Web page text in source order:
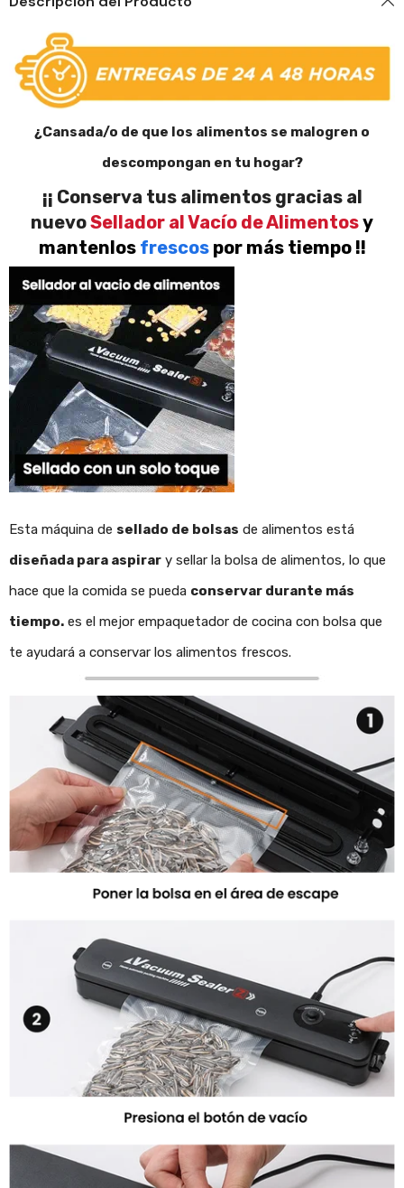
¿Cansada/o de que los alimentos se malogren o
descompongan en tu hogar?
¡¡ Conserva tus alimentos gracias al
nuevoSellador al Vacío de Alimentosy
mantenlos frescos por más tiempo !!
Esta máquina de sellado de bolsas de alimentos está
diseñada para aspirar y sellar la bolsa de alimentos, lo que
hace que la comida se pueda conservar durante más
tiempo. es el mejor empaquetador de cocina con bolsa que
te ayudará a conservar los alimentos frescos.